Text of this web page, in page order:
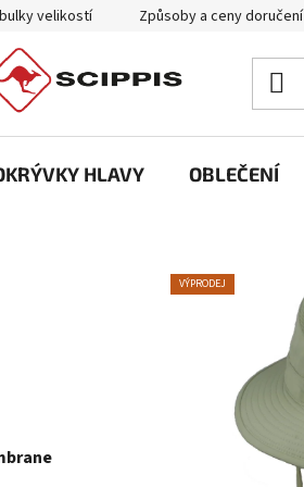
velikostí Způsoby a ceny doručení
HLAVY OBLEČENÍ
VÝPRODEJ